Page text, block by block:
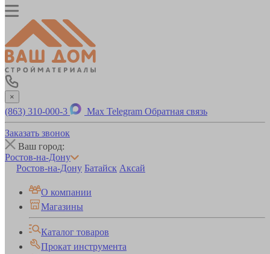
×
(863) 310-000-3 Max Telegram Обратная связь
Заказать звонок
Ваш город:
Ростов-на-Дону
Ростов-на-Дону Батайск Аксай
О компании
Магазины
Каталог товаров
Прокат инструмента